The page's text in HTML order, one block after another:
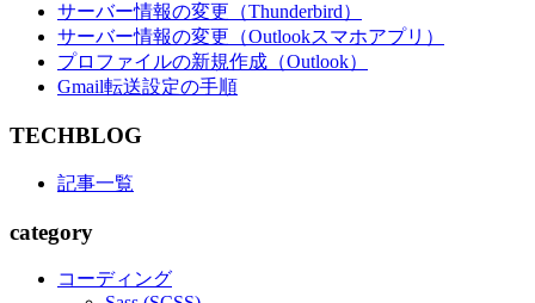
サーバー情報の変更（Thunderbird）
サーバー情報の変更（Outlookスマホアプリ）
プロファイルの新規作成（Outlook）
Gmail転送設定の手順
TECHBLOG
記事一覧
category
コーディング